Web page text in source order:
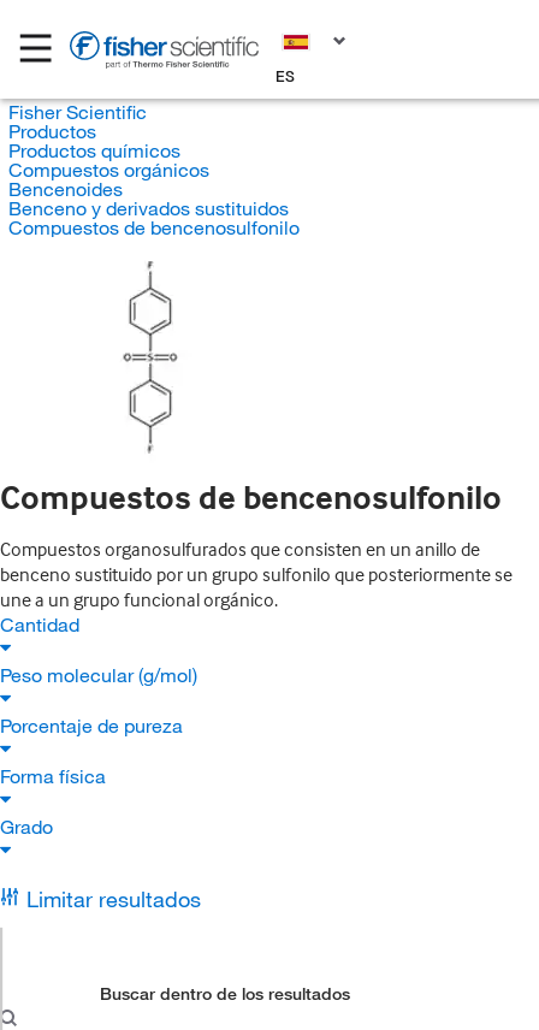
ES
Fisher Scientific
Productos
Productos químicos
Compuestos orgánicos
Bencenoides
Benceno y derivados sustituidos
Compuestos de bencenosulfonilo
Compuestos de bencenosulfonilo
Compuestos organosulfurados que consisten en un anillo de
benceno sustituido por un grupo sulfonilo que posteriormente se
une a un grupo funcional orgánico.
Cantidad
Peso molecular (g/mol)
Porcentaje de pureza
Forma física
Grado
Limitar resultados
Buscar dentro de los resultados